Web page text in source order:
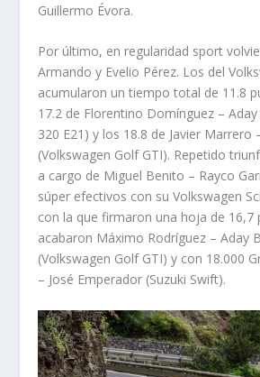
Guillermo Évora.
Por último, en regularidad sport
Armando y Evelio Pérez. Los del
acumularon un tiempo total de 11.8
17.2 de Florentino Domínguez –
320 E21) y los 18.8 de Javier Marrero
(Volkswagen Golf GTI). Repetido
a cargo de Miguel Benito – Rayco
súper efectivos con su Volkswagen
con la que firmaron una hoja de 16,7
acabaron Máximo Rodríguez – Aday
(Volkswagen Golf GTI) y con 18.000
– José Emperador (Suzuki Swift).